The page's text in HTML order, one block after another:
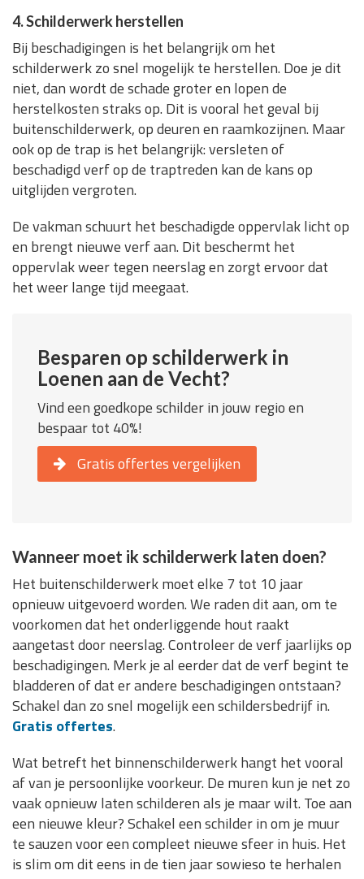
4. Schilderwerk herstellen
Bij beschadigingen is het belangrijk om het
schilderwerk zo snel mogelijk te herstellen. Doe je dit
niet, dan wordt de schade groter en lopen de
herstelkosten straks op. Dit is vooral het geval bij
buitenschilderwerk, op deuren en raamkozijnen. Maar
ook op de trap is het belangrijk: versleten of
beschadigd verf op de traptreden kan de kans op
uitglijden vergroten.
De vakman schuurt het beschadigde oppervlak licht op
en brengt nieuwe verf aan. Dit beschermt het
oppervlak weer tegen neerslag en zorgt ervoor dat
het weer lange tijd meegaat.
Besparen op schilderwerk in
Loenen aan de Vecht?
Vind een goedkope schilder in jouw regio en
bespaar tot 40%!
Gratis offertes vergelijken
Wanneer moet ik schilderwerk laten doen?
Het buitenschilderwerk moet elke 7 tot 10 jaar
opnieuw uitgevoerd worden. We raden dit aan, om te
voorkomen dat het onderliggende hout raakt
aangetast door neerslag. Controleer de verf jaarlijks op
beschadigingen. Merk je al eerder dat de verf begint te
bladderen of dat er andere beschadigingen ontstaan?
Schakel dan zo snel mogelijk een schildersbedrijf in.
Gratis offertes.
Wat betreft het binnenschilderwerk hangt het vooral
af van je persoonlijke voorkeur. De muren kun je net zo
vaak opnieuw laten schilderen als je maar wilt. Toe aan
een nieuwe kleur? Schakel een schilder in om je muur
te sauzen voor een compleet nieuwe sfeer in huis. Het
is slim om dit eens in de tien jaar sowieso te herhalen